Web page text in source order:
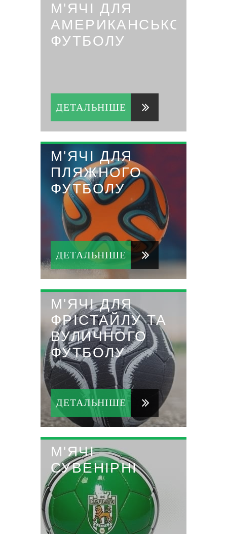
М'ЯЧІ ДЛЯ
АМЕРИКАНСЬКОГО
ФУТБОЛУ
ДЕТАЛЬНІШЕ
М'ЯЧІ ДЛЯ
ПЛЯЖНОГО
ФУТБОЛУ
ДЕТАЛЬНІШЕ
М'ЯЧІ ДЛЯ
ФРІСТАЙЛУ ТА
ВУЛИЧНОГО
ФУТБОЛУ
ДЕТАЛЬНІШЕ
М'ЯЧІ
СУВЕНІРНІ